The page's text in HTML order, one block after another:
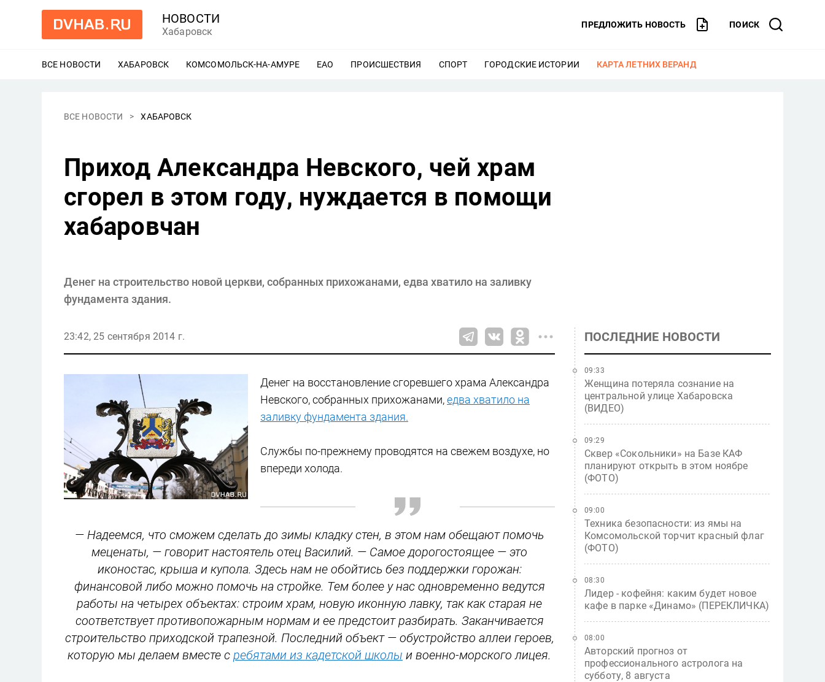
НОВОСТИ
Хабаровск
ПРЕДЛОЖИТЬ НОВОСТЬ ПОИСК
ВСЕ НОВОСТИ ХАБАРОВСК ЕЩЕ
КОМСОМОЛЬСК-НА-АМУРЕ ЕЩЕ
ЕАО ЕЩЕ
ПРОИСШЕСТВИЯ ЕЩЕ
СПОРТ ЕЩЕ
ГОРОДСКИЕ ИСТОРИИ ЕЩЕ
КАРТА ЛЕТНИХ ВЕРАНД
ВСЕ НОВОСТИ ХАБАРОВСК
Приход Александра Невского, чей храм
сгорел в этом году, нуждается в помощи
хабаровчан
Денег на строительство новой церкви, собранных прихожанами, едва хватило на заливку
фундамента здания.
23:42, 25 сентября 2014 г.
Денег на восстановление сгоревшего храма Александра
Невского, собранных прихожанами,едва хватило на
заливку фундамента здания.
Службы по-прежнему проводятся на свежем воздухе, но
впереди холода.
— Надеемся, что сможем сделать до зимы кладку стен, в этом нам обещают помочь
меценаты, — говорит настоятель отец Василий. — Самое дорогостоящее — это
иконостас, крыша и купола. Здесь нам не обойтись без поддержки горожан:
финансовой либо можно помочь на стройке. Тем более у нас одновременно ведутся
работы на четырех объектах: строим храм, новую иконную лавку, так как старая не
соответствует противопожарным нормам и ее предстоит разбирать. Заканчивается
строительство приходской трапезной. Последний объект — обустройство аллеи героев,
которую мы делаем вместе с ребятами из кадетской школы и военно-морского лицея.
ПОСЛЕДНИЕ НОВОСТИ
Женщина потеряла сознание на
центральной улице Хабаровска
(ВИДЕО)
09:33
Сквер «Сокольники» на Базе КАФ
планируют открыть в этом ноябре
(ФОТО)
09:29
Техника безопасности: из ямы на
Комсомольской торчит красный флаг
(ФОТО)
09:00
Лидер - кофейня: каким будет новое
кафе в парке «Динамо» (ПЕРЕКЛИЧКА)
08:30
Авторский прогноз от
профессионального астролога на
субботу, 8 августа
08:00